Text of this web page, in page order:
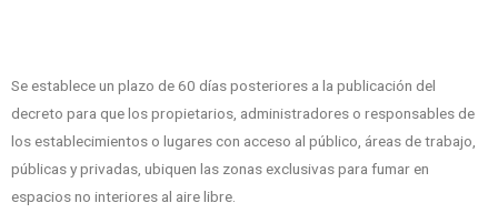
Se establece un plazo de 60 días posteriores a la publicación del
decreto para que los propietarios, administradores o responsables de
los establecimientos o lugares con acceso al público, áreas de trabajo,
públicas y privadas, ubiquen las zonas exclusivas para fumar en
espacios no interiores al aire libre.